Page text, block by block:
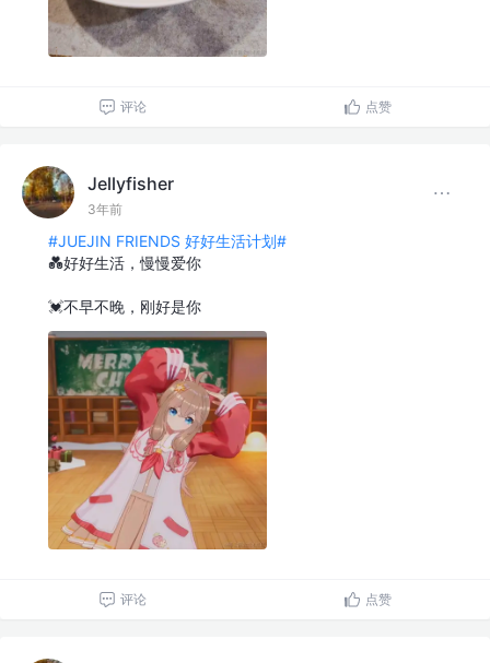
评论 点赞
Jellyfisher
3年前
#JUEJIN FRIENDS 好好生活计划#
💓不早不晚，刚好是你
评论 点赞